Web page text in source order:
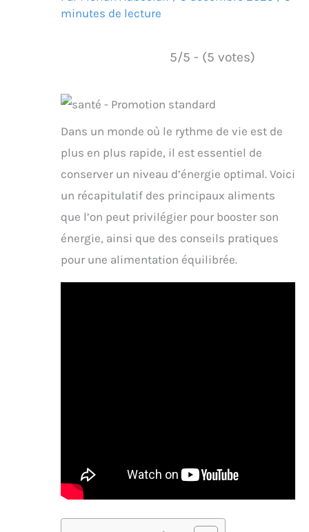
minutes de lecture
5/5 - (5 votes)
Dans un monde où le rythme de vie est de
plus en plus rapide, il est essentiel de
conserver un niveau d’énergie optimal. Voici
un récapitulatif des principaux aliments
que l’on peut privilégier pour booster son
énergie, ainsi que des conseils pratiques
pour une alimentation équilibrée.